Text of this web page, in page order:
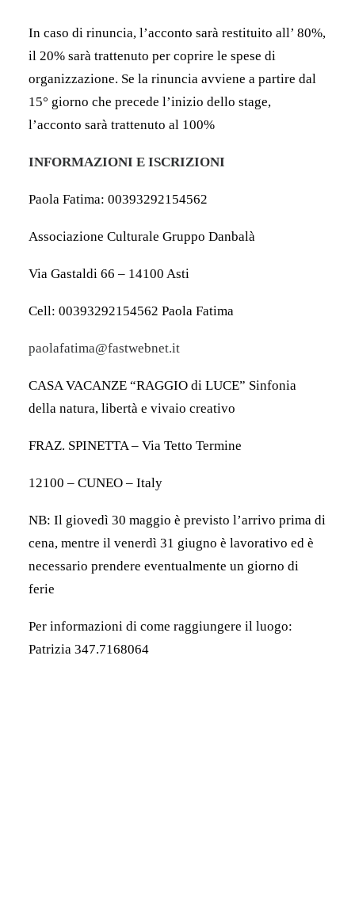
In caso di rinuncia, l’acconto sarà restituito all’ 80%,
il 20% sarà trattenuto per coprire le spese di
organizzazione. Se la rinuncia avviene a partire dal
15° giorno che precede l’inizio dello stage,
l’acconto sarà trattenuto al 100%
INFORMAZIONI E ISCRIZIONI
Paola Fatima: 00393292154562
Associazione Culturale Gruppo Danbalà
Via Gastaldi 66 – 14100 Asti
Cell: 00393292154562 Paola Fatima
paolafatima@fastwebnet.it
CASA VACANZE “RAGGIO di LUCE” Sinfonia
della natura, libertà e vivaio creativo
FRAZ. SPINETTA – Via Tetto Termine
12100 – CUNEO – Italy
NB: Il giovedì 30 maggio è previsto l’arrivo prima di
cena, mentre il venerdì 31 giugno è lavorativo ed è
necessario prendere eventualmente un giorno di
ferie
Per informazioni di come raggiungere il luogo:
Patrizia 347.7168064